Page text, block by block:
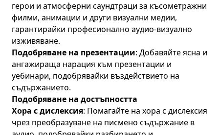
герои и атмосферни саундтраци за късометражни
филми, анимации и други визуални медии,
гарантирайки професионално аудио-визуално
изживяване.
Подобряване на презентации: Добавяйте ясна и
ангажираща нарация към презентации и
уебинари, подобрявайки въздействието на
съдържанието.
Подобряване на достъпността
Хора с дислексия: Помагайте на хора с дислексия
чрез преобразуване на писмено съдържание в